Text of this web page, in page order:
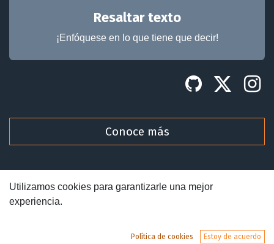
Resaltar texto
¡Enfóquese en lo que tiene que decir!
Conoce más
Utilizamos cookies para garantizarle una mejor
experiencia.
Política de cookies Estoy de acuerdo